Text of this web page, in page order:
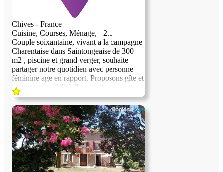
Chives - France
Cuisine, Courses, Ménage, +2...
Couple soixantaine, vivant a la campagne
Charentaise dans Saintongeaise de 300
m2 , piscine et grand verger, souhaite
partager notre quotidien avec personne
féminine age en rapport. Proposons gîte et
couvert, possibilité d'une voiture, contre
aide dans la tenue de la maison,
éventuellement repas, courses, ménage,
etc...a définir ensemble ? Priorité sera
donnée dans des liens humains sincères,
de l'honnêteté, et du savoir vivre. Aucune
obligation d'emploi du temps, donc total
liberté au quotidien....en espérant avoir de
vos nouvelles bientôt, je vous remercie de
nous avoir lu.